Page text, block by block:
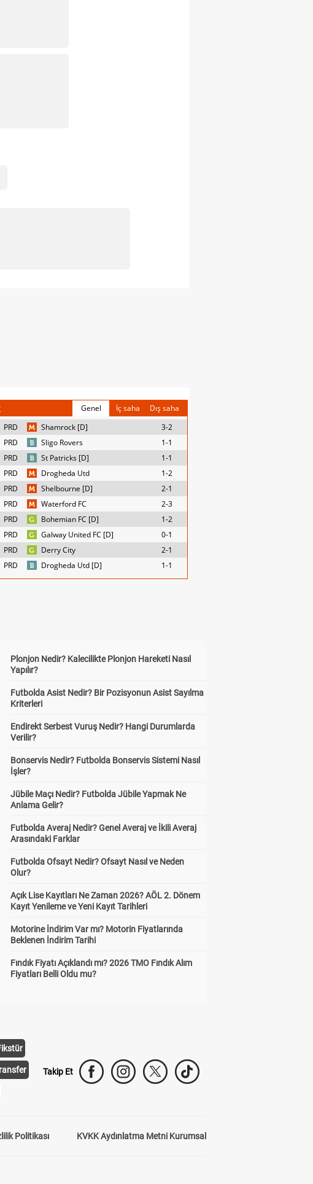
Genel İç saha
Dış saha
PRD Shamrock [D]
3-2
PRD Sligo Rovers
1-1
PRD St Patricks [D]
1-1
PRD Drogheda Utd
1-2
PRD Shelbourne [D]
2-1
PRD Waterford FC
2-3
PRD Bohemian FC [D]
1-2
PRD Galway United FC [D]
0-1
PRD Derry City
2-1
PRD Drogheda Utd [D] 1-1
Plonjon Nedir? Kalecilikte Plonjon Hareketi Nasıl
Yapılır?
Futbolda Asist Nedir? Bir Pozisyonun Asist Sayılma
Kriterleri
Endirekt Serbest Vuruş Nedir? Hangi Durumlarda
Verilir?
Bonservis Nedir? Futbolda Bonservis Sistemi Nasıl
İşler?
Jübile Maçı Nedir? Futbolda Jübile Yapmak Ne
Anlama Gelir?
Futbolda Averaj Nedir? Genel Averaj ve İkili Averaj
Arasındaki Farklar
Futbolda Ofsayt Nedir? Ofsayt Nasıl ve Neden
Olur?
Açık Lise Kayıtları Ne Zaman 2026? AÖL 2. Dönem
Kayıt Yenileme ve Yeni Kayıt Tarihleri
Motorine İndirim Var mı? Motorin Fiyatlarında
Beklenen İndirim Tarihi
Fındık Fiyatı Açıklandı mı? 2026 TMO Fındık Alım
Fiyatları Belli Oldu mu?
Takip Et
Politikası KVKK Aydınlatma Metni Kurumsal